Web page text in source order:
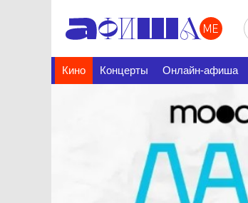
Кино Концерты Онлайн-афиша